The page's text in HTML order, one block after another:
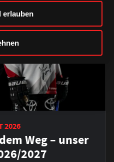
erlauben
2026
Weg – unser
2027